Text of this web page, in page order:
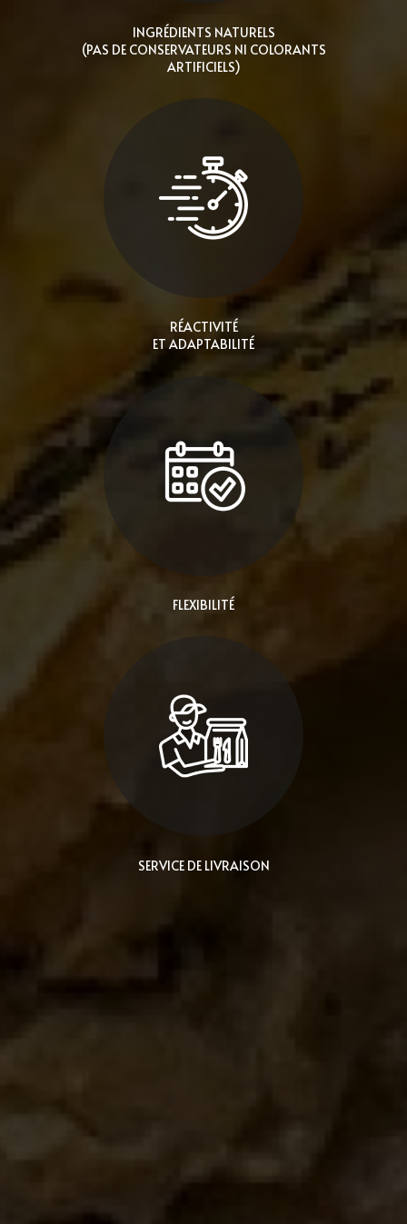
INGRÉDIENTS NATURELS
(PAS DE CONSERVATEURS NI COLORANTS
ARTIFICIELS)
RÉACTIVITÉ
ET ADAPTABILITÉ
FLEXIBILITÉ
SERVICE DE LIVRAISON